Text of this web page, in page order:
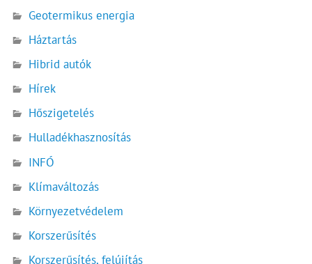
Geotermikus energia
Háztartás
Hibrid autók
Hírek
Hőszigetelés
Hulladékhasznosítás
INFÓ
Klímaváltozás
Környezetvédelem
Korszerűsítés
Korszerűsítés, felújítás